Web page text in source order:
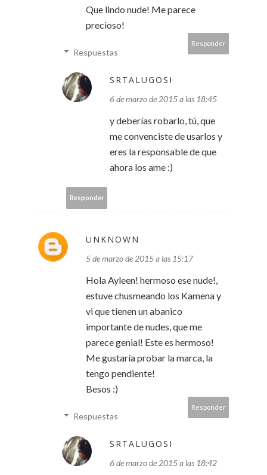
Que lindo nude! Me parece
precioso!
Responder
Respuestas
SRTALUGOSI
6 de marzo de 2015 a las 18:45
y deberías robarlo, tú, que
me convenciste de usarlos y
eres la responsable de que
ahora los ame :)
Responder
UNKNOWN
5 de marzo de 2015 a las 15:17
Hola Ayleen! hermoso ese nude!,
estuve chusmeando los Kamena y
vi que tienen un abanico
importante de nudes, que me
parece genial! Este es hermoso!
Me gustaría probar la marca, la
tengo pendiente!
Besos :)
Responder
Respuestas
SRTALUGOSI
6 de marzo de 2015 a las 18:42